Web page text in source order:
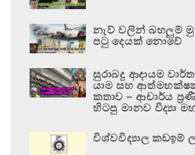
නැව් වලින් බහලුම්
පටු දෙයක් නොවේ
සුරාබදු ආදායම
යාම සහ
කතාව – ආචාර්ය
හිටපු මානව විද්‍යා
විශ්වවිද්‍යාල